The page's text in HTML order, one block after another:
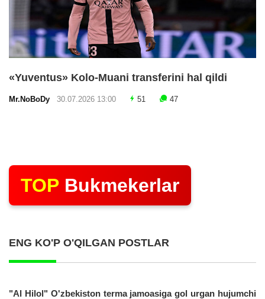
«Yuventus» Kolo-Muani transferini hal qildi
Mr.NoBoDy 30.07.2026 13:00 51 47
TOP Bukmekerlar
ENG KO'P O'QILGAN POSTLAR
"Al Hilol" O'zbekiston terma jamoasiga gol urgan hujumchi